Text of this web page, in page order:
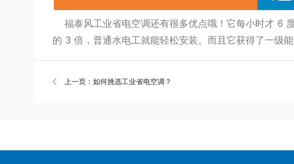
福泰风工业省电空调还有很多优点哦！它每小时才 6 度
的 3 倍，普通水电工就能轻松安装。而且它获得了一级
上一页：如何挑选工业省电空调？